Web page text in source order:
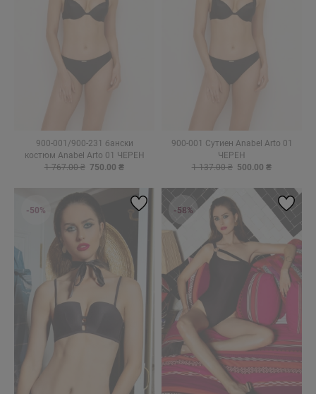
900-001/900-231 бански
костюм Anabel Arto 01 ЧЕРЕН
1 767.00 ₴ 750.00 ₴
900-001 Сутиен Anabel Arto 01
ЧЕРЕН
1 137.00 ₴ 500.00 ₴
-50% -58%